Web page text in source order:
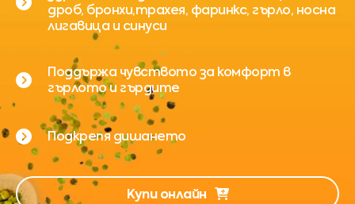
дроб, бронхи,трахея, фаринкс, гърло, носна
лигавица и синуси
Поддържа чувството за комфорт в
гърлото и гърдите
Подкрепя дишането
Купи онлайн